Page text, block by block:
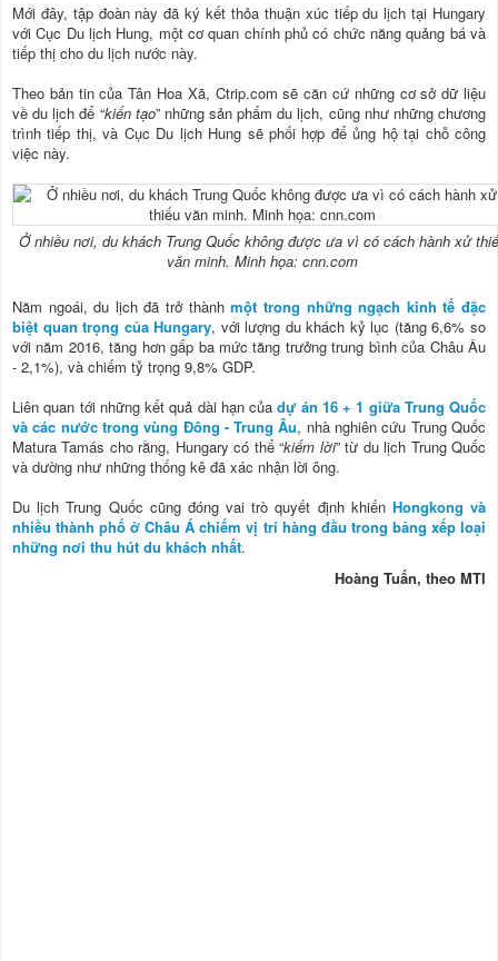
Mới đây, tập đoàn này đã ký kết thỏa thuận xúc tiếp du lịch tại Hungary
với Cục Du lịch Hung, một cơ quan chính phủ có chức năng quảng bá và
tiếp thị cho du lịch nước này.
Theo bản tin của Tân Hoa Xã, Ctrip.com sẽ căn cứ những cơ sở dữ liệu
về du lịch để “kiến tạo” những sản phẩm du lịch, cũng như những chương
trình tiếp thị, và Cục Du lịch Hung sẽ phối hợp để ủng hộ tại chỗ công
việc này.
Ở nhiều nơi, du khách Trung Quốc không được ưa vì có cách hành xử
văn minh. Minh họa: cnn.com
Năm ngoái, du lịch đã trở thànhmột trong những ngạch kinh tế đặc
biệt quan trọng của Hungary, với lượng du khách kỷ lục (tăng 6,6% so
với năm 2016, tăng hơn gấp ba mức tăng trưởng trung bình của Châu Âu
- 2,1%), và chiếm tỷ trọng 9,8% GDP.
Liên quan tới những kết quả dài hạn củadự án 16 + 1 giữa Trung Quốc
và các nước trong vùng Đông - Trung Âu, nhà nghiên cứu Trung Quốc
Matura Tamás cho rằng, Hungary có thể “kiếm lời” từ du lịch Trung Quốc
và dường như những thống kê đã xác nhận lời ông.
Du lịch Trung Quốc cũng đóng vai trò quyết định khiến Hongkong và
nhiều thành phố ở Châu Á chiếm vị trí hàng đầu trong bảng xếp loại
những nơi thu hút du khách nhất.
Hoàng Tuấn, theo MTI